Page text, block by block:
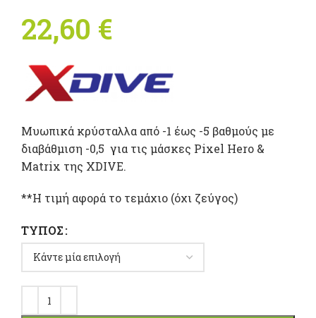
22,60 €
Mυωπικά κρύσταλλα από -1 έως -5 βαθμούς με
διαβάθμιση -0,5 για τις μάσκες Pixel Hero &
Matrix της XDIVE.
**Η τιμή αφορά το τεμάχιο (όχι ζεύγος)
ΤΎΠΟΣ